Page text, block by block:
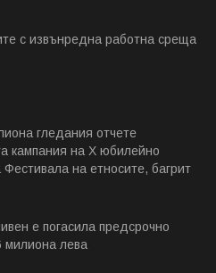
с извънредна работна среща
гледания отчете
кампания на Х юбилейно
на етносите, багрите
е погасила предсрочно
милиона лева